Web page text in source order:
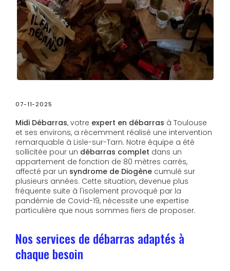
07-11-2025
Midi Débarras, votre expert en débarras à Toulouse
et ses environs, a récemment réalisé une intervention
remarquable à Lisle-sur-Tarn. Notre équipe a été
sollicitée pour un débarras complet dans un
appartement de fonction de 80 mètres carrés,
affecté par un syndrome de Diogène cumulé sur
plusieurs années. Cette situation, devenue plus
fréquente suite à l'isolement provoqué par la
pandémie de Covid-19, nécessite une expertise
particulière que nous sommes fiers de proposer.
Nos services de débarras adaptés à
chaque besoin